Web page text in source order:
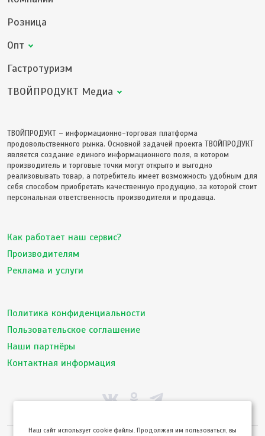
Розница
Опт
Гастротуризм
ТВОЙПРОДУКТ Медиа
ТВОЙПРОДУКТ – информационно-торговая платформа
продовольственного рынка. Основной задачей проекта ТВОЙПРОДУКТ
является создание единого информационного поля, в котором
производитель и торговые точки могут открыто и выгодно
реализовывать товар, а потребитель имеет возможность удобным для
себя способом приобретать качественную продукцию, за которой стоит
персональная ответственность производителя и продавца.
Как работает наш сервис?
Производителям
Реклама и услуги
Политика конфиденциальности
Пользовательское соглашение
Наши партнёры
Контактная информация
Hаш сайт использует cookie файлы. Продолжая им пользоваться, вы